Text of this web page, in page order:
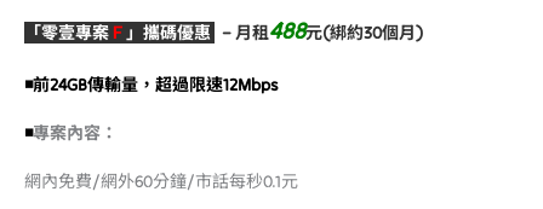
「零壹專案Ｆ」攜碼優惠 –月租488元(綁約30個月)
◾️前24GB傳輸量，超過限速12Mbps
◾️專案內容：
網內免費/網外60分鐘/市話每秒0.1元